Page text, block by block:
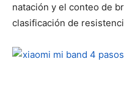
natación y el conteo de
clasificación de